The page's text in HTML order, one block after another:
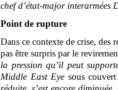
chef d’état-major interarmées
Point de rupture
Dans ce contexte de crise, des
pas être surpris par le
la pression qu’il peut
Middle East Eye sous